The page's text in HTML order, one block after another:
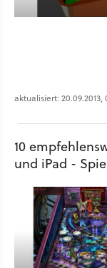
aktualisiert:
10
und iPad -